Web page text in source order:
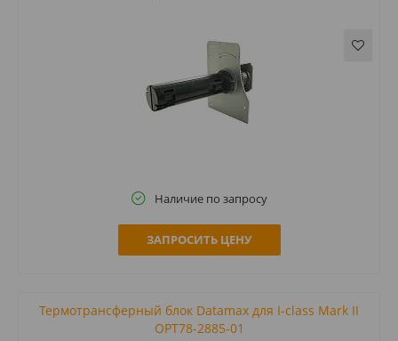
Наличие по запросу
ЗАПРОСИТЬ ЦЕНУ
Термотрансферный блок Datamax для I-class Mark II
OPT78-2885-01